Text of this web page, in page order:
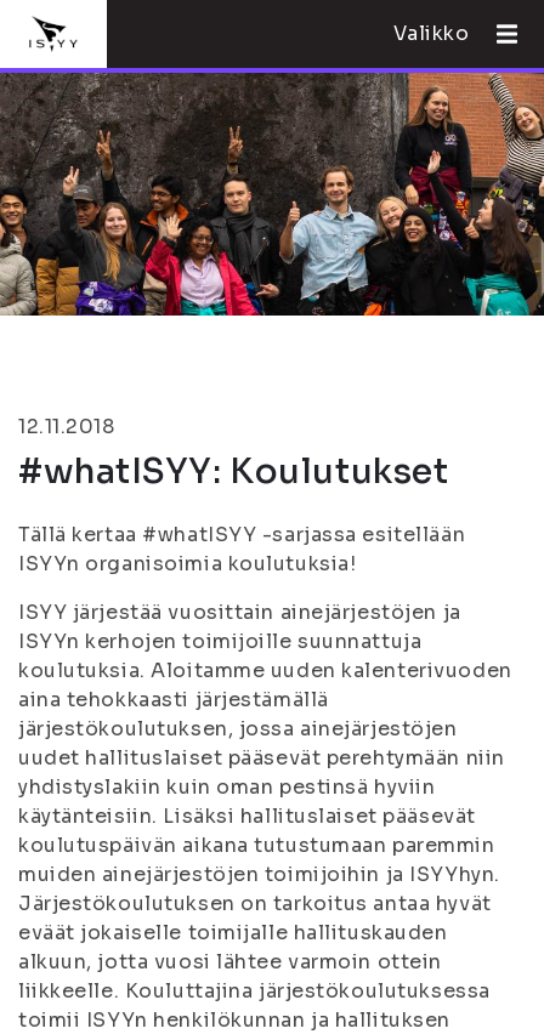
Valikko
12.11.2018
#whatISYY: Koulutukset
Tällä kertaa #whatISYY -sarjassa esitellään
ISYYn organisoimia koulutuksia!
ISYY järjestää vuosittain ainejärjestöjen ja
ISYYn kerhojen toimijoille suunnattuja
koulutuksia. Aloitamme uuden kalenterivuoden
aina tehokkaasti järjestämällä
järjestökoulutuksen, jossa ainejärjestöjen
uudet hallituslaiset pääsevät perehtymään niin
yhdistyslakiin kuin oman pestinsä hyviin
käytänteisiin. Lisäksi hallituslaiset pääsevät
koulutuspäivän aikana tutustumaan paremmin
muiden ainejärjestöjen toimijoihin ja ISYYhyn.
Järjestökoulutuksen on tarkoitus antaa hyvät
eväät jokaiselle toimijalle hallituskauden
alkuun, jotta vuosi lähtee varmoin ottein
liikkeelle. Kouluttajina järjestökoulutuksessa
toimii ISYYn henkilökunnan ja hallituksen